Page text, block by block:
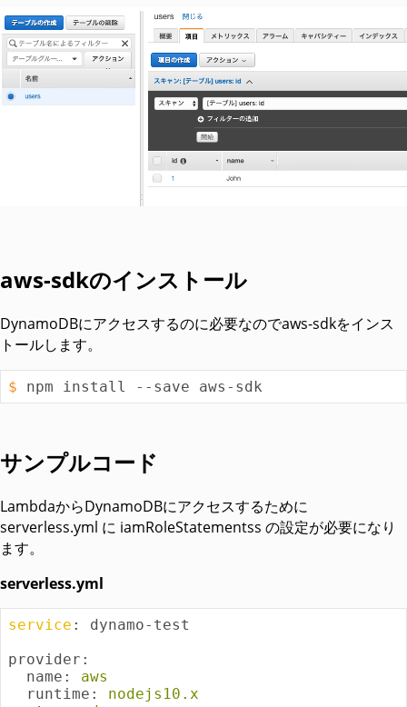
aws-sdkのインストール
DynamoDBにアクセスするのに必要なのでaws-sdkをインス
トールします。
$ npm install --save aws-sdk
サンプルコード
LambdaからDynamoDBにアクセスするために
serverless.yml に iamRoleStatementss の設定が必要になり
ます。
serverless.yml
service : dynamo-test
provider:
  name:
aws
  runtime:
nodejs10.x